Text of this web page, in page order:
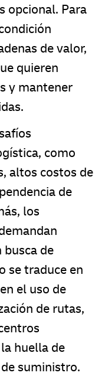
opcional. Para
de valor,
quieren
y mantener
como
altos costos de
de
los
de
se traduce en
el uso de
de rutas,
huella de
suministro.